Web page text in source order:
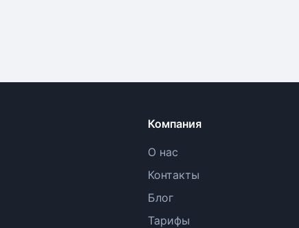
Компания
О нас
Контакты
Блог
Тарифы